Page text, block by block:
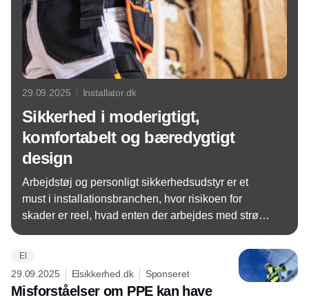
29.09.2025 Installator.dk
Sikkerhed i moderigtigt,
komfortabelt og bæredygtigt
design
Arbejdstøj og personligt sikkerhedsudstyr er et
must i installationsbranchen, hvor risikoen for
skader er reel, hvad enten der arbejdes med strøm,
enormt i dag følges kravene til sikkerhed og komfort
moderigtigt design.
El
29.09.2025 Elsikkerhed.dk Sponseret
Misforståelser om PPE kan have